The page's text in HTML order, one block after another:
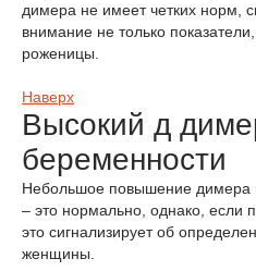
димера не имеет четких норм,
внимание не только
роженицы.
Наверх
Высокий д
беременности
Небольшое повышение димера
– это нормально, однако, если
это сигнализирует об
женщины.